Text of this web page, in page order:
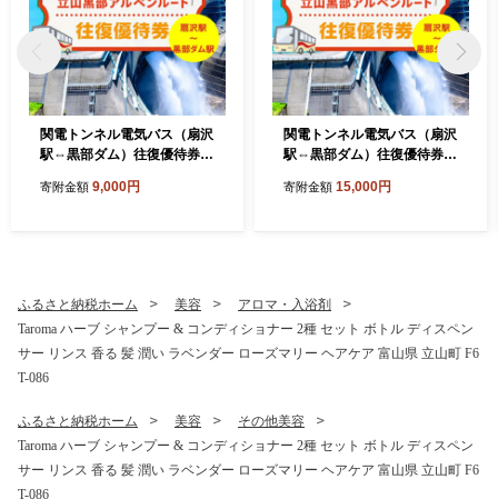
関電トンネル電気バス（扇沢
駅⇔黒部ダム）往復優待券
寄附金額 9,000円
関電トンネル電気バス（扇沢
駅⇔黒部ダム）往復優待券
寄附金額 15,000円
ふるさと納税ホーム 美容
アロマ・入浴剤
Taroma ハーブ シャンプー & コンディショナー 2種 セット ボトル ディスペン
サー リンス 香る 髪 潤い ラベンダー ローズマリー ヘアケア 富山県 立山町 F6
T-086
ふるさと納税ホーム 美容
その他美容
Taroma ハーブ シャンプー & コンディショナー 2種 セット ボトル ディスペン
サー リンス 香る 髪 潤い ラベンダー ローズマリー ヘアケア 富山県 立山町 F6
T-086